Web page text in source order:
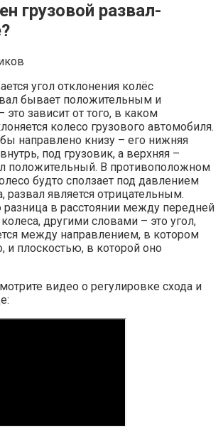
грузовой развал-
угол отклонения колёс
бывает положительным и
зависит от того, в каком
колесо грузового автомобиля.
направлено книзу – его нижняя
под грузовик, а верхняя –
положительный. В противоположном
будто сползает под давлением
развал является отрицательным.
в расстоянии между передней
другими словами – это угол,
между направлением, в котором
и плоскостью, в которой оно
видео о регулировке схода и